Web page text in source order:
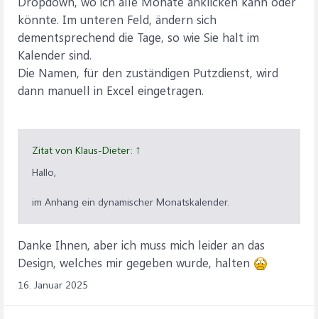
könnte. Im unteren Feld, ändern sich
dementsprechend die Tage, so wie Sie halt im
Kalender sind.
Die Namen, für den zuständigen Putzdienst, wird
dann manuell in Excel eingetragen.
Zitat von Klaus-Dieter: ↑
Hallo,
im Anhang ein dynamischer Monatskalender.
Danke Ihnen, aber ich muss mich leider an das
Design, welches mir gegeben wurde, halten
16. Januar 2025